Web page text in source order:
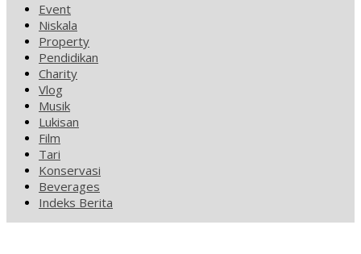
Event
Niskala
Property
Pendidikan
Charity
Vlog
Musik
Lukisan
Film
Tari
Konservasi
Beverages
Indeks Berita